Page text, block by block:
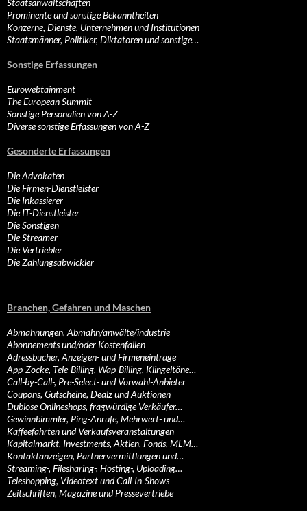
Staatsanwaltschaften
Prominente und sonstige Bekanntheiten
Konzerne, Dienste, Unternehmen und Institutionen
Staatsmänner, Politiker, Diktatoren und sonstige…
Sonstige Erfassungen
Eurowebtainment
The European Summit
Sonstige Personalien von A-Z
Diverse sonstige Erfassungen von A-Z
Gesonderte Erfassungen
Die Advokaten
Die Firmen-Dienstleister
Die Inkassierer
Die IT-Dienstleister
Die Sonstigen
Die Streamer
Die Vertriebler
Die Zahlungsabwickler
Branchen, Gefahren und Maschen
Abmahnungen, Abmahn/anwälte/industrie
Abonnements und/oder Kostenfallen
Adressbücher, Anzeigen- und Firmeneinträge
App-Zocke, Tele-Billing, Wap-Billing, Klingeltöne…
Call-by-Call-, Pre-Select- und Vorwahl-Anbieter
Coupons, Gutscheine, Dealz und Auktionen
Dubiose Onlineshops, fragwürdige Verkäufer…
Gewinnbimmler, Ping-Anrufe, Mehrwert- und…
Kaffeefahrten und Verkaufsveranstaltungen
Kapitalmarkt, Investments, Aktien, Fonds, MLM…
Kontaktanzeigen, Partnervermittlungen und…
Streaming-, Filesharing-, Hosting-, Uploading…
Teleshopping, Videotext und Call-In-Shows
Zeitschriften, Magazine und Pressevertriebe